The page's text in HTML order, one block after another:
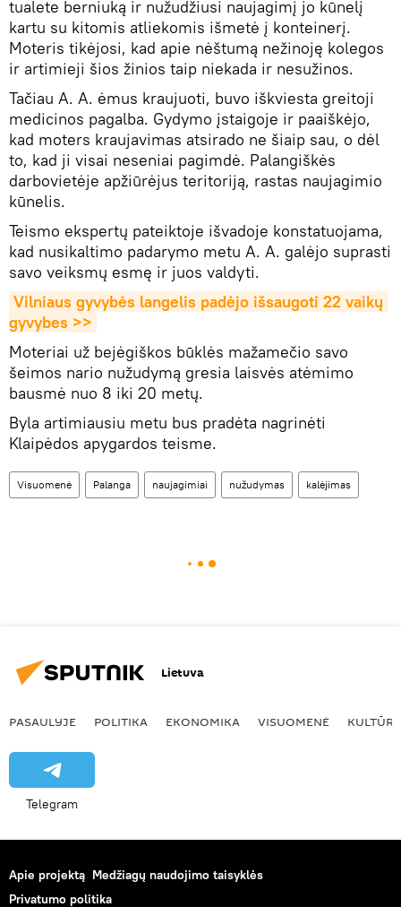
tualete berniuką ir nužudžiusi naujagimį jo kūnelį
kartu su kitomis atliekomis išmetė į konteinerį.
Moteris tikėjosi, kad apie nėštumą nežinoję kolegos
ir artimieji šios žinios taip niekada ir nesužinos.
Tačiau A. A. ėmus kraujuoti, buvo iškviesta greitoji
medicinos pagalba. Gydymo įstaigoje ir paaiškėjo,
kad moters kraujavimas atsirado ne šiaip sau, o dėl
to, kad ji visai neseniai pagimdė. Palangiškės
darbovietėje apžiūrėjus teritoriją, rastas naujagimio
kūnelis.
Teismo ekspertų pateiktoje išvadoje konstatuojama,
kad nusikaltimo padarymo metu A. A. galėjo suprasti
savo veiksmų esmę ir juos valdyti.
Vilniaus gyvybės langelis padėjo išsaugoti 22 vaikų
gyvybes >>
Moteriai už bejėgiškos būklės mažamečio savo
šeimos nario nužudymą gresia laisvės atėmimo
bausmė nuo 8 iki 20 metų.
Byla artimiausiu metu bus pradėta nagrinėti
Klaipėdos apygardos teisme.
Visuomenė Palanga naujagimiai nužudymas kalėjimas
Lietuva
PASAULYJE POLITIKA EKONOMIKA VISUOMENĖ KULTŪRA
Telegram
Apie projektą Medžiagų naudojimo taisyklės
Privatumo politika